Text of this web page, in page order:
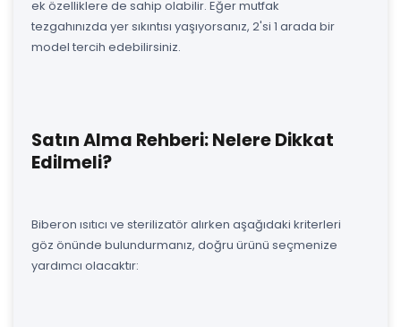
ek özelliklere de sahip olabilir. Eğer mutfak
tezgahınızda yer sıkıntısı yaşıyorsanız, 2'si 1 arada bir
model tercih edebilirsiniz.
Satın Alma Rehberi: Nelere Dikkat
Edilmeli?
Biberon ısıtıcı ve sterilizatör alırken aşağıdaki kriterleri
göz önünde bulundurmanız, doğru ürünü seçmenize
yardımcı olacaktır: